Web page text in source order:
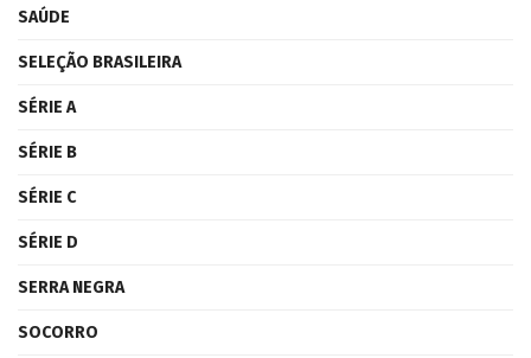
SAÚDE
SELEÇÃO BRASILEIRA
SÉRIE A
SÉRIE B
SÉRIE C
SÉRIE D
SERRA NEGRA
SOCORRO